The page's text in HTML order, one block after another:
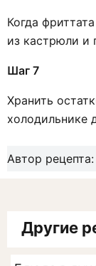
Когда
из кастрюли и
Шаг 7
Хранить
холодильнике
Автор рецепта:
Другие